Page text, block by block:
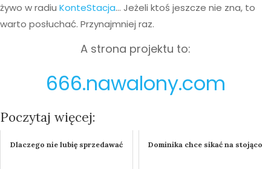
żywo w radiu KonteStacja… Jeżeli ktoś jeszcze nie zna, to
warto posłuchać. Przynajmniej raz.
A strona projektu to:
666.nawalony.com
Poczytaj więcej:
Dlaczego nie lubię sprzedawać Dominika chce sikać na stojąco